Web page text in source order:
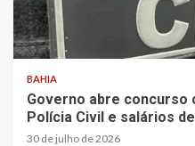
BAHIA
Governo abre concurso
Polícia Civil e salários
30 de julho de 2026